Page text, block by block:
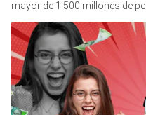
mayor de 1.500 millones de